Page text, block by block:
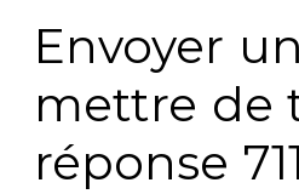
Envoyer
mettre de
réponse